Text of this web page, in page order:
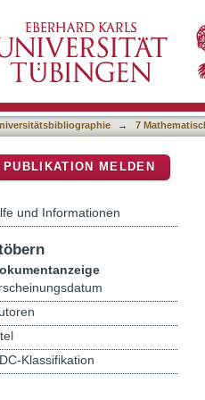
→ 7
PUBLIKATION MELDEN
und Informationen
Klassifikation